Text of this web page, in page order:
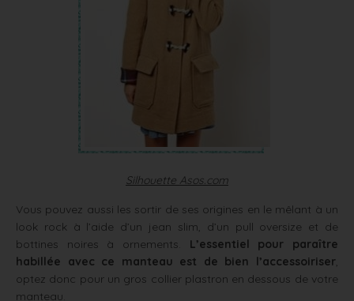
Silhouette Asos.com
Vous pouvez aussi les sortir de ses origines en le mêlant à un
look rock à l’aide d’un jean slim, d’un pull oversize et de
bottines noires à ornements. L’essentiel pour paraître
habillée avec ce manteau est de bien l’accessoiriser
optez donc pour un gros collier plastron en dessous de votre
manteau.